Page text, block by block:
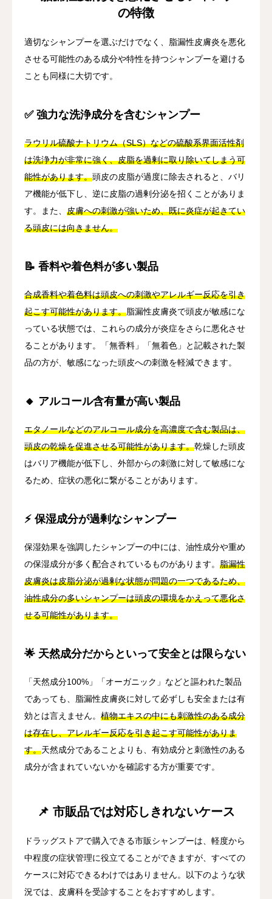
の特徴
適切なシャンプーを選ぶだけでなく、脂漏性皮膚炎を悪化
させる可能性のある成分や特性を持つシャンプーを避ける
ことも同様に大切です。
✅ 強力な洗浄成分を含むシャンプー
ラウリル硫酸ナトリウム（SLS）などの硫酸系界面活性剤
は洗浄力が非常に強く、皮脂を過剰に取り除いてしまう可
能性があります。頭皮の皮脂が過度に除去されると、バリ
ア機能が低下し、逆に皮脂の過剰分泌を招くことがありま
す。また、 皮膚への刺激が強いため、既に炎症が起きてい
る頭皮には向きません。
📝 香料や着色料が多い製品
合成香料や着色料は頭皮への刺激やアレルギー反応を引き
起こす可能性があります。脂漏性皮膚炎で頭皮が敏感にな
っている状態では、これらの成分が炎症をさらに悪化させ
ることがあります。「無香料」「無着色」と記載された製
品の方が、敏感になった頭皮への刺激を軽減できます。
🔸 アルコール含有量が高い製品
エタノールなどのアルコール成分を高濃度で含む製品は、
頭皮の乾燥を促進させる可能性があります。乾燥した頭皮
はバリア機能が低下し、外部からの刺激に対して敏感にな
るため、症状の悪化に繋がることがあります。
⚡ 保湿成分が過剰なシャンプー
保湿効果を強調したシャンプーの中には、油性成分や重め
の保湿成分が多く配合されているものがあります。 脂漏性
皮膚炎は皮脂分泌が過剰な状態が問題の一つであるため、
油性成分の多いシャンプーは頭皮の環境をかえって悪化さ
せる可能性があります。
🌟 天然成分だからといって安全とは限らない
「天然成分100%」「オーガニック」などと謳われた製品
であっても、脂漏性皮膚炎に対して必ずしも安全または有
効とは言えません。 植物エキスの中にも刺激性のある成分
は存在し、アレルギー反応を引き起こす可能性がありま
す。天然成分であることよりも、有効成分と刺激性のある
成分が含まれていないかを確認する方が重要です。
📌 市販品では対応しきれないケース
ドラッグストアで購入できる市販シャンプーは、軽度から
中程度の症状管理に役立てることができますが、すべての
ケースに対応できるわけではありません。以下のような状
況では、皮膚科を受診することをおすすめします。